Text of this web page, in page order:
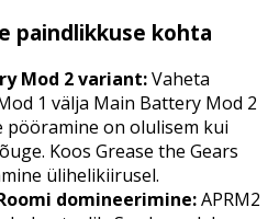
paindlikkuse kohta
Mod 2 variant:Vaheta
1 välja Main Battery Mod 2
on olulisem kui
Koos Grease the Gears
ülihelikiirusel.
domineerimine:APRM2